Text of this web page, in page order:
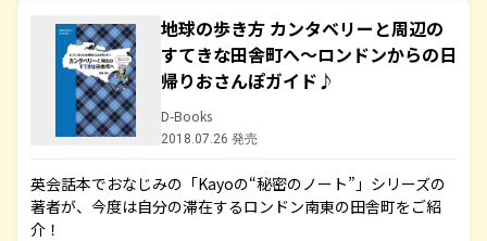
地球の歩き方 カンタベリーと周辺の
すてきな田舎町へ～ロンドンからの日
帰りおさんぽガイド♪
D-Books
2018.07.26 発売
英会話本でおなじみの「Kayoの“秘密のノート”」シリーズの
著者が、今度は自分の滞在するロンドン南東の田舎町をご紹
介！